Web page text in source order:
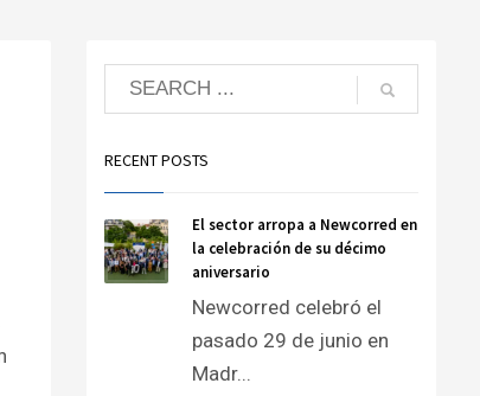
RECENT POSTS
El sector arropa a Newcorred en
la celebración de su décimo
aniversario
Newcorred celebró el
pasado 29 de junio en
Madr...